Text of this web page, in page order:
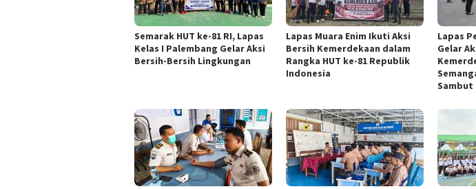
Semarak HUT ke-81 RI, Lapas
Kelas I Palembang Gelar Aksi
Bersih-Bersih Lingkungan
Lapas Muara Enim Ikuti Aksi
Bersih Kemerdekaan dalam
Rangka HUT ke-81 Republik
Indonesia
Lapas
Gelar
Sambut